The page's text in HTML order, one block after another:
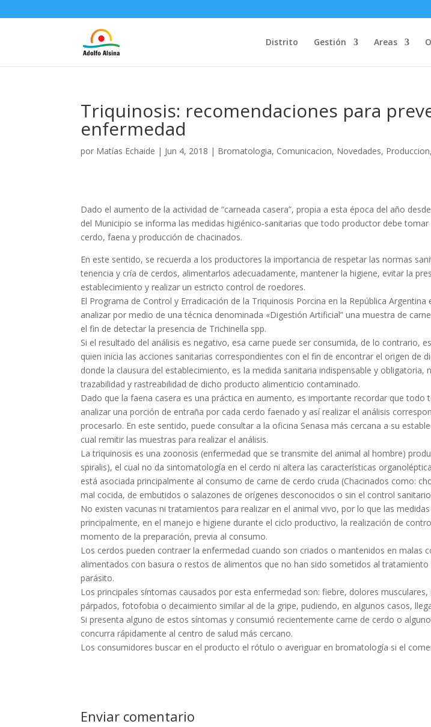
Distrito Gestión Areas
Triquinosis: recomendaciones para
enfermedad
por Matías Echaide | Jun 4, 2018 | Bromatologia, Comunicacion, Novedades, Produccion,
Dado el aumento de la actividad de “carneada casera”, propia a esta época del año
del Municipio se informa las medidas higiénico-sanitarias que todo productor debe tomar
cerdo, faena y producción de chacinados.
En este sentido, se recuerda a los productores la importancia de respetar las normas
tenencia y cría de cerdos, alimentarlos adecuadamente, mantener la higiene, evitar la
establecimiento y realizar un estricto control de roedores.
El Programa de Control y Erradicación de la Triquinosis Porcina en la República
analizar por medio de una técnica denominada «Digestión Artificial” una muestra de
el fin de detectar la presencia de Trichinella spp.
Si el resultado del análisis es negativo, esa carne puede ser consumida, de lo contrario,
quien inicia las acciones sanitarias correspondientes con el fin de encontrar el origen de
donde la clausura del establecimiento, es la medida sanitaria indispensable y obligatoria,
trazabilidad y rastreabilidad de dicho producto alimenticio contaminado.
Dado que la faena casera es una práctica en aumento, es importante recordar que todo
analizar una porción de entraña por cada cerdo faenado y así realizar el análisis
procesarlo. En este sentido, puede consultar a la oficina Senasa más cercana a su
cual remitir las muestras para realizar el análisis.
La triquinosis es una zoonosis (enfermedad que se transmite del animal al hombre)
spiralis), el cual no da sintomatología en el cerdo ni altera las características
está asociada principalmente al consumo de carne de cerdo cruda (Chacinados como:
mal cocida, de embutidos o salazones de orígenes desconocidos o sin el control
No existen vacunas ni tratamientos para realizar en el animal vivo, por lo que las
principalmente, en el manejo e higiene durante el ciclo productivo, la realización de
momento de la preparación, previa al consumo.
Los cerdos pueden contraer la enfermedad cuando son criados o mantenidos en malas
alimentados con basura o restos de alimentos que no han sido sometidos al
parásito.
Los principales síntomas causados por esta enfermedad son: fiebre, dolores
párpados, fotofobia o decaimiento similar al de la gripe, pudiendo, en algunos casos,
Si presenta alguno de estos síntomas y consumió recientemente carne de cerdo o
concurra rápidamente al centro de salud más cercano.
Los consumidores buscar en el producto el rótulo o averiguar en bromatología si el
Enviar comentario